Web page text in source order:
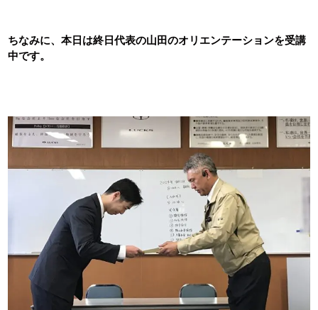
ちなみに、本日は終日代表の山田のオリエンテーションを受講
中です。